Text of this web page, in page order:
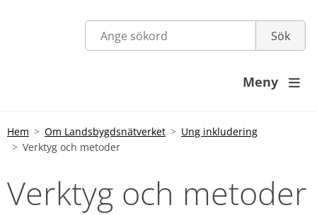
Meny 
Hem Om Landsbygdsnätverket
Ung inkludering
Verktyg och metoder
Verktyg och metoder